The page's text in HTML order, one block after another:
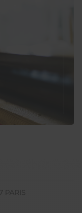
PARIS